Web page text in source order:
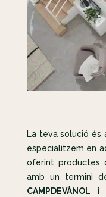
La teva solució és
especialitzem en
oferint productes
amb un termini
CAMPDEVÀNOL